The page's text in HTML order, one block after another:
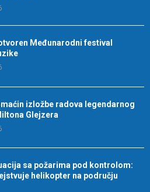
Međunarodni festival
izložbe radova legendarnog
Glejzera
sa požarima pod kontrolom:
helikopter na području